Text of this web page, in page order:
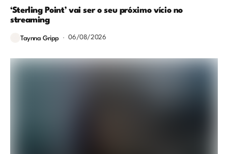
‘Sterling Point’ vai ser o seu próximo vício no
streaming
Taynna Gripp 06/08/2026